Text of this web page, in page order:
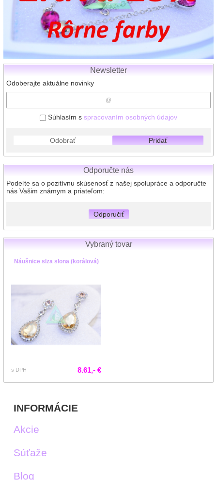
Newsletter
Odoberajte aktuálne novinky
Súhlasím s spracovaním osobných údajov
Odobrať Pridať
Odporučte nás
Podeľte sa o pozitívnu skúsenosť z našej spolupráce a odporučte
nás Vašim známym a priateľom:
Odporučiť
Vybraný tovar
Náušnice slza slona (korálová)
s DPH 8.61,- €
INFORMÁCIE
Akcie
Súťaže
Blog